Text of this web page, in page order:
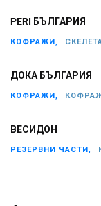
PERI БЪЛГАРИЯ
КОФРАЖИ,
ДОКА БЪЛГАРИЯ
КОФРАЖИ,
ВЕСИДОН
РЕЗЕРВНИ ЧАСТИ,